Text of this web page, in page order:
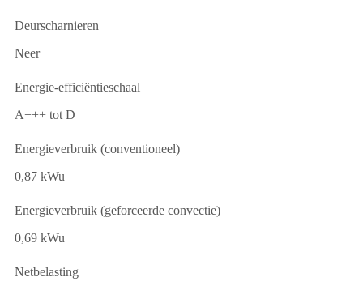
Deurscharnieren
Neer
Energie-efficiëntieschaal
A+++ tot D
Energieverbruik (conventioneel)
0,87 kWu
Energieverbruik (geforceerde convectie)
0,69 kWu
Netbelasting